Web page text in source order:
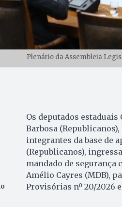
Plenário da Assembleia
Os deputados
Barbosa
integrantes da base de
(Republicanos),
mandado de segurança
Amélio Cayres (MDB),
Provisórias nº 20/2026 e